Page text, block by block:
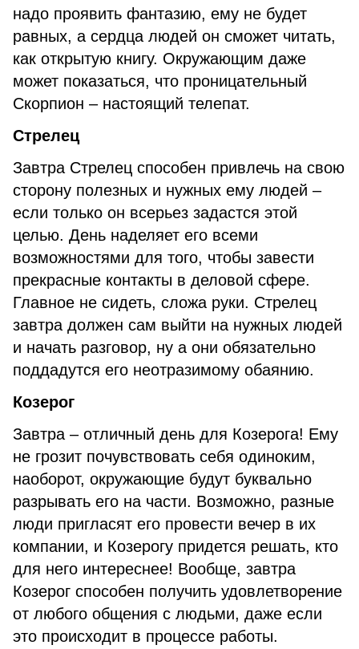
надо проявить фантазию, ему не будет
равных, а сердца людей он сможет читать,
как открытую книгу. Окружающим даже
может показаться, что проницательный
Скорпион – настоящий телепат.
Стрелец
Завтра Стрелец способен привлечь на свою
сторону полезных и нужных ему людей –
если только он всерьез задастся этой
целью. День наделяет его всеми
возможностями для того, чтобы завести
прекрасные контакты в деловой сфере.
Главное не сидеть, сложа руки. Стрелец
завтра должен сам выйти на нужных людей
и начать разговор, ну а они обязательно
поддадутся его неотразимому обаянию.
Козерог
Завтра – отличный день для Козерога! Ему
не грозит почувствовать себя одиноким,
наоборот, окружающие будут буквально
разрывать его на части. Возможно, разные
люди пригласят его провести вечер в их
компании, и Козерогу придется решать, кто
для него интереснее! Вообще, завтра
Козерог способен получить удовлетворение
от любого общения с людьми, даже если
это происходит в процессе работы.